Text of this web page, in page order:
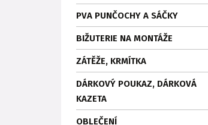
PVA PUNČOCHY A SÁČKY
BIŽUTERIE NA MONTÁŽE
ZÁTĚŽE, KRMÍTKA
DÁRKOVÝ POUKAZ, DÁRKOVÁ
KAZETA
OBLEČENÍ